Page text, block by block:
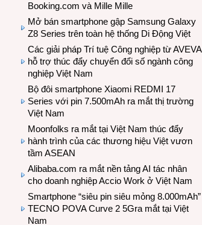
Booking.com và Mille Mille
Mở bán smartphone gập Samsung Galaxy
Z8 Series trên toàn hệ thống Di Động Việt
Các giải pháp Trí tuệ Công nghiệp từ AVEVA
hỗ trợ thúc đẩy chuyển đổi số ngành công
nghiệp Việt Nam
Bộ đôi smartphone Xiaomi REDMI 17
Series với pin 7.500mAh ra mắt thị trường
Việt Nam
Moonfolks ra mắt tại Việt Nam thúc đẩy
hành trình của các thương hiệu Việt vươn
tầm ASEAN
Alibaba.com ra mắt nền tảng AI tác nhân
cho doanh nghiệp Accio Work ở Việt Nam
Smartphone “siêu pin siêu mỏng 8.000mAh”
TECNO POVA Curve 2 5Gra mắt tại Việt
Nam